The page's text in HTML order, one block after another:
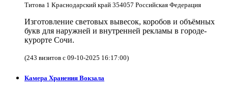
Титова 1 Краснодарский край 354057 Российская Федерация
Изготовление световых вывесок, коробов и объёмных
букв для наружней и внутренней рекламы в городе-
курорте Сочи.
(243 визитов с 09-10-2025 16:17:00)
Камера Хранения Вокзала